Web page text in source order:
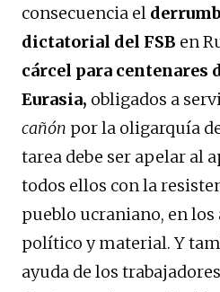
consecuencia el
dictatorial del FSB en
cárcel para centenares
Eurasia, obligados a
cañón por la oligarquía
tarea debe ser apelar al
todos ellos con la
pueblo ucraniano, en
político y material. Y
ayuda de los